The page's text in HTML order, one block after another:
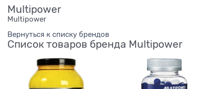
Multipower
Multipower
Вернуться к списку брендов
Список товаров бренда Multipower